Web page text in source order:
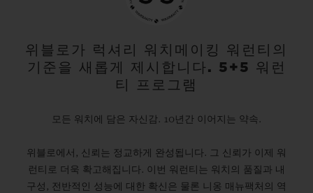
위블로가 럭셔리 워치메이킹 워런티의
기준을 새롭게 제시합니다. 5+5 워런
티 프로그램
모든 워치에 담은 자신감. 10년간 이어지는 약속.
위블로에서, 신뢰는 정교하게 완성됩니다. 그 신뢰가 이제 워
런티로 더욱 확고해집니다. 이번 워런티는 워치의 품질과 내
구성, 전반적인 성능에 대한 확신은 물론 니옹 매뉴팩처의 역